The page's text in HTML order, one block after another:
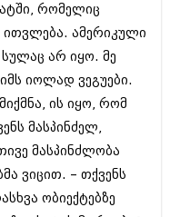
რომელიც
ამერიკული
არ იყო. მე
იოლად ვეგუები.
ის იყო, რომ
მასპინძელ,
მასპინძლობა
ვიცით. – თქვენს
ობიექტებზე